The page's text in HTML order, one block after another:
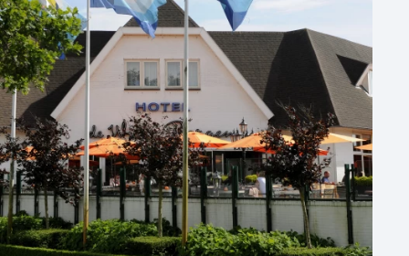
1 - 50 personen
50 - 100 personen
100 - 250 personen
250 - 500 personen
500+ personen
Bijzondere locaties
Buitenlocatie
Duurzame locatie
Groene locatie
Heisessie